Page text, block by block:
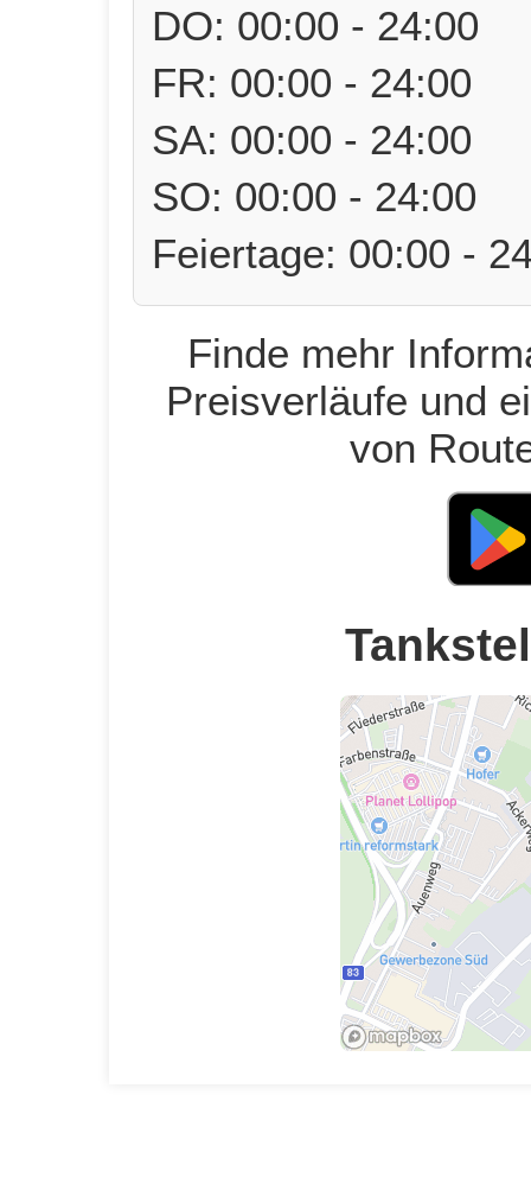
DO: 00:00 - 24:00
FR: 00:00 - 24:00
SA: 00:00 - 24:00
SO: 00:00 - 24:00
Feiertage: 00:00 -
Finde mehr
Preisverläufe und
von